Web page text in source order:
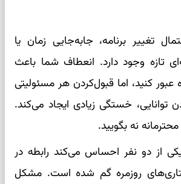
تغییر برنامه، جابه‌جایی زمان یا
تازه وجود دارد. انعطاف شما باعث
کنید، اما قبول‌کردن هر مسئولیتی
توانایی، خستگی زیادی ایجاد می‌کند.
نه بگویید.
از دو نفر احساس می‌کند رابطه در
روزمره گم شده است. مشکل